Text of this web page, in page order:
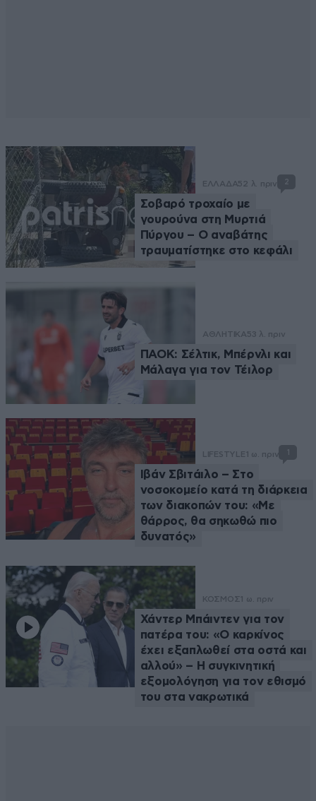
ΕΛΛΑΔΑ52 λ. πριν 2
Σοβαρό τροχαίο με
γουρούνα στη Μυρτιά
Πύργου – Ο αναβάτης
τραυματίστηκε στο κεφάλι
ΑΘΛΗΤΙΚΑ53 λ. πριν
ΠΑΟΚ: Σέλτικ, Μπέρνλι και
Μάλαγα για τον Τέιλορ
LIFESTYLE 1 ω. πριν 1
Ιβάν Σβιτάιλο – Στο
νοσοκομείο κατά τη διάρκεια
των διακοπών του: «Με
θάρρος, θα σηκωθώ πιο
δυνατός»
ΚΟΣΜΟΣ 1 ω. πριν
Χάντερ Μπάιντεν για τον
πατέρα του: «Ο καρκίνος
έχει εξαπλωθεί στα οστά και
αλλού» – Η συγκινητική
εξομολόγηση για τον εθισμό
του στα νακρωτικά